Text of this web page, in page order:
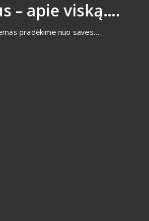
– apie viską….
pradėkime nuo saves….